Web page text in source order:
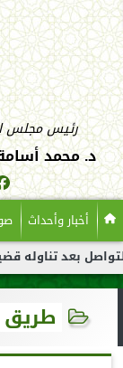
رئيس مجلس
د. محمد
أخبار وأحداث
تناوله قضية سجين
طريق